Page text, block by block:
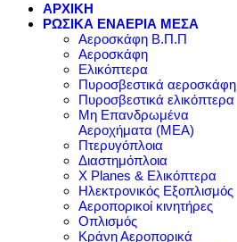
ΑΡΧΙΚΗ
ΡΩΣΙΚΑ ΕΝΑΕΡΙΑ ΜΕΣΑ
Αεροσκάφη Β.Π.Π
Αεροσκάφη
Ελικόπτερα
Πυροσβεστικά αεροσκάφη
Πυροσβεστικά ελικόπτερα
Μη Επανδρωμένα
Αεροχήματα (ΜΕΑ)
Πτερυγόπλοια
Διαστημόπλοια
X Planes & Ελικόπτερα
Ηλεκτρονικός Εξοπλισμός
Αεροπορικοί κινητήρες
Οπλισμός
Κράνη Αεροπορικά